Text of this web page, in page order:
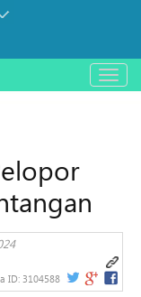
باز
و
ID: 3104588